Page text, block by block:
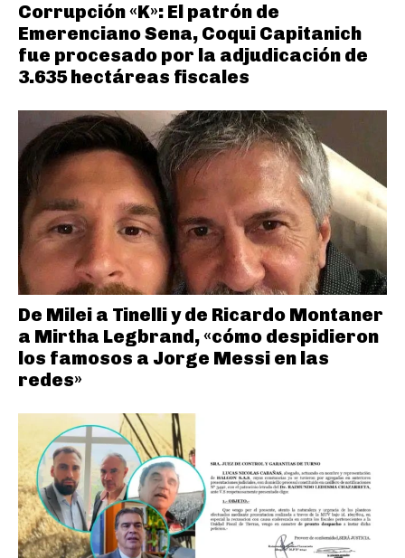
Corrupción «K»: El patrón de
Emerenciano Sena, Coqui Capitanich
fue procesado por la adjudicación de
3.635 hectáreas fiscales
De Milei a Tinelli y de Ricardo Montaner
a Mirtha Legbrand, «cómo despidieron
los famosos a Jorge Messi en las
redes»